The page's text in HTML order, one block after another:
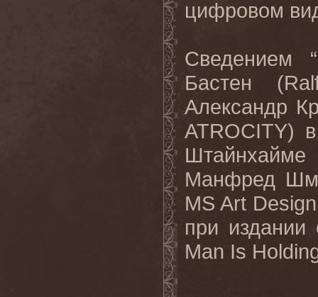
цифровом
Сведением
Бастен
Александр
ATROCITY)
Манфред
MS Art
при
Man Is